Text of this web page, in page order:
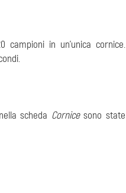
in un'unica cornice.
scheda Cornicesono state